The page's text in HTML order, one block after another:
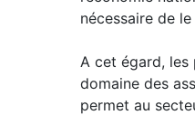
nécessaire de
A cet égard, les
domaine des
permet au